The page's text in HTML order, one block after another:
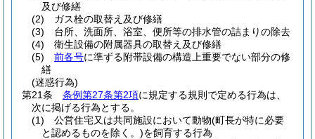
及び修繕
(2)
ガス栓の取替え及び修繕
(3)
台所、洗面所、浴室、便所等の排水管の詰まりの除去
(4)
衛生設備の附属器具の取替え及び修繕
(5)
前各号に準ずる附帯設備の構造上重要でない部分の修
繕
(迷惑行為)
第21条
条例第27条第2項に規定する規則で定める行為は、
次に掲げる行為とする。
(1)
公営住宅又は共同施設において動物(町長が特に必要
と認めるものを除く。)を飼育する行為